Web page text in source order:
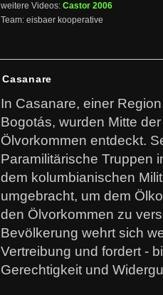
weitere Videos: Castor 2006
Team: eisbaer kooperative
Casanare
In Casanare, einer
Bogotás, wurden Mitte
Ölvorkommen entdeckt.
Paramilitärische Truppen
dem kolumbianischen
umgebracht, um dem
den Ölvorkommen zu
Bevölkerung wehrt sich
Vertreibung und fordert -
Gerechtigkeit und